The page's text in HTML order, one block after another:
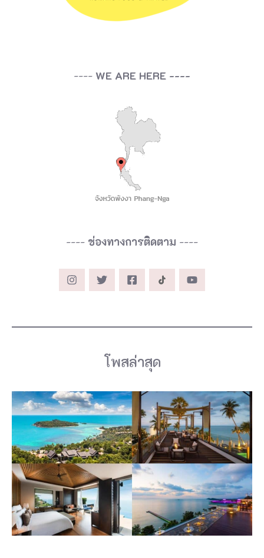
---- WE ARE HERE ----
---- ช่องทางการติดตาม ----
โพสล่าสุด